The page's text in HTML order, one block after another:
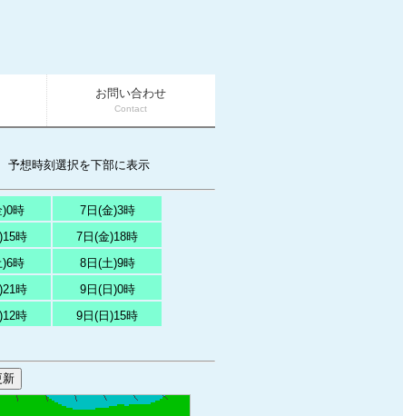
お問い合わせ
Contact
予想時刻選択を下部に表示
時
7日(金)3時
時
7日(金)18時
時
8日(土)9時
時
9日(日)0時
時
9日(日)15時
新